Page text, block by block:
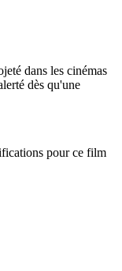
dans les cinémas
dès qu'une
pour ce film